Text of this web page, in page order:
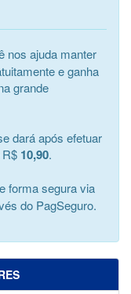
nos ajuda manter
e ganha
grande
dará após efetuar
10,90.
forma segura via
do PagSeguro.